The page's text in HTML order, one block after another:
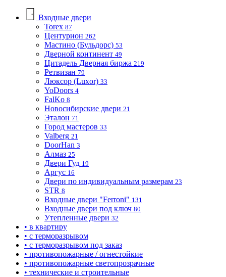
Входные двери
Torex 87
Центурион 262
Мастино (Бульдорс) 53
Дверной континент 49
Цитадель Дверная биржа 219
Ретвизан 79
Люксор (Luxor) 33
YoDoors 4
FalKo 8
Новосибирские двери 21
Эталон 71
Город мастеров 33
Valberg 21
DoorHan 3
Алмаз 25
Двери Гуд 19
Аргус 16
Двери по индивидуальным размерам 23
STR 8
Входные двери "Ferroni" 131
Входные двери под ключ 80
Утепленные двери 32
• в квартиру
• с терморазрывом
• с терморазрывом под заказ
• противопожарные / огнестойкие
• противопожарные светопрозрачные
• технические и строительные